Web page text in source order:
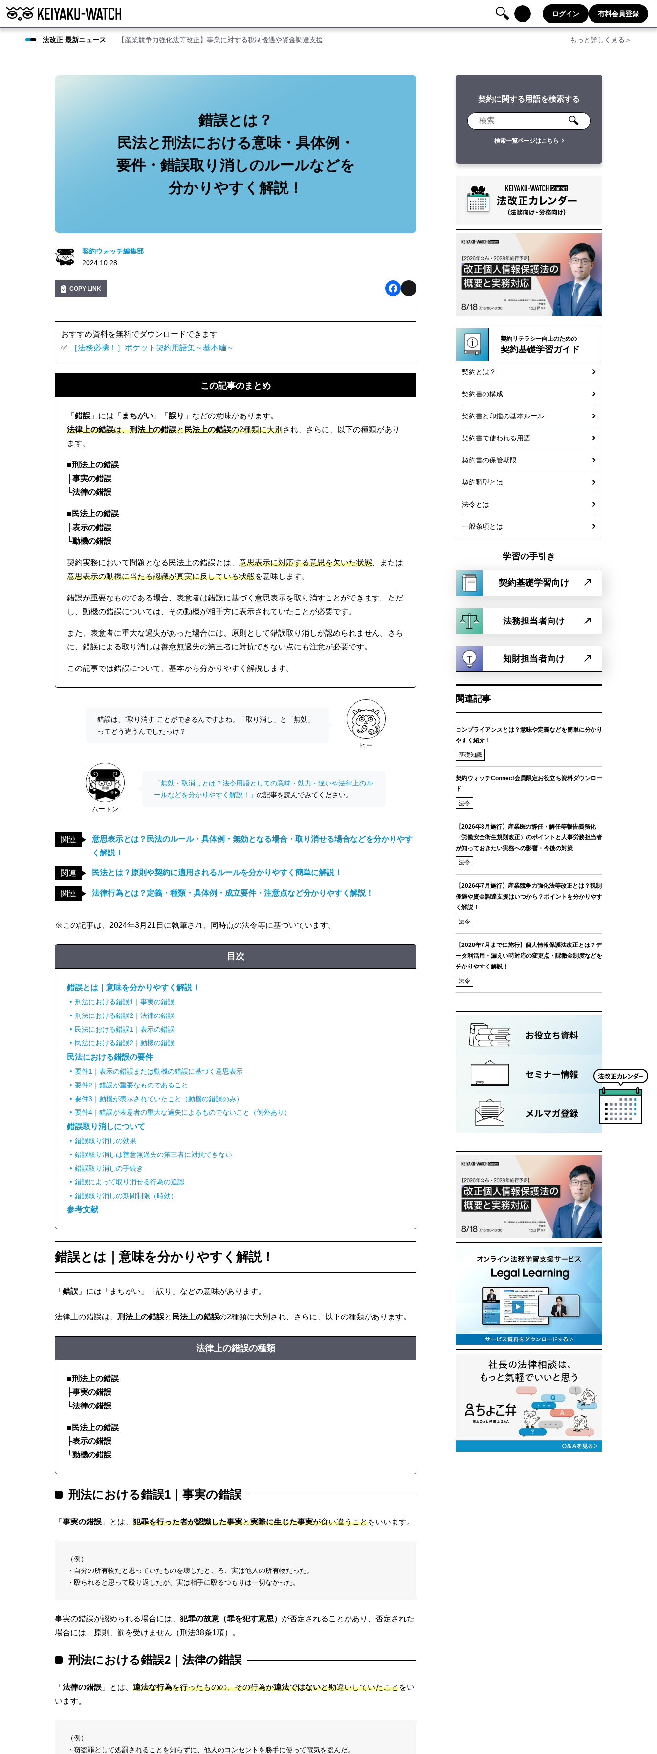
検
メニ
ログイン 有料会員登録
法改正 最新ニュース 【産業競争力強化法等改正】事業に対する税制優遇や資金調達支援 もっと詳しく見る＞
錯誤とは？
民法と刑法における意味・具体例・
要件・錯誤取り消しのルールなどを
分かりやすく解説！
契約ウォッチ編集部
2024.10.28
COPY LINK
a
b
o
おすすめ資料を無料でダウンロードできます
✅
［法務必携！］ポケット契約用語集～基本編～
この記事のまとめ
「 錯誤 」には「 まちがい 」「 誤り 」などの意味があります。
法律上の錯誤は、刑法上の錯誤と民法上の錯誤の2種類に大別され、さらに、以下の種類があり
ます。
■刑法上の錯誤
├事実の錯誤
└法律の錯誤
■民法上の錯誤
├表示の錯誤
└動機の錯誤
契約実務において問題となる民法上の錯誤とは、 意思表示に対応する意思を欠いた状態 、または
意思表示の動機に当たる認識が真実に反している状態を意味します。
錯誤が重要なものである場合、表意者は錯誤に基づく意思表示を取り消すことができます。ただ
し、動機の錯誤については、その動機が相手方に表示されていたことが必要です。
また、表意者に重大な過失があった場合には、原則として錯誤取り消しが認められません。さら
に、錯誤による取り消しは善意無過失の第三者に対抗できない点にも注意が必要です。
この記事では錯誤について、基本から分かりやすく解説します。
ヒー
錯誤は、“取り消す”ことができるんですよね。「取り消し」と「無効」
ってどう違うんでしたっけ？
ムートン
「無効・取消しとは？法令用語としての意味・効力・違いや法律上のル
ールなどを分かりやすく解説！」 の記事を読んでみてください。
関連
意思表示とは？民法のルール・具体例・無効となる場合・取り消せる場合などを分かりやす
く解説！
関連 民法とは？原則や契約に適用されるルールを分かりやすく簡単に解説！
関連 法律行為とは？定義・種類・具体例・成立要件・注意点など分かりやすく解説！
※この記事は、2024年3月21日に執筆され、同時点の法令等に基づいています。
目次
錯誤とは｜意味を分かりやすく解説！
刑法における錯誤1｜事実の錯誤
刑法における錯誤2｜法律の錯誤
民法における錯誤1｜表示の錯誤
民法における錯誤2｜動機の錯誤
民法における錯誤の要件
要件1｜表示の錯誤または動機の錯誤に基づく意思表示
要件2｜錯誤が重要なものであること
要件3｜動機が表示されていたこと（動機の錯誤のみ）
要件4｜錯誤が表意者の重大な過失によるものでないこと（例外あり）
錯誤取り消しについて
錯誤取り消しの効果
錯誤取り消しは善意無過失の第三者に対抗できない
錯誤取り消しの手続き
錯誤によって取り消せる行為の追認
錯誤取り消しの期間制限（時効）
参考文献
錯誤とは｜意味を分かりやすく解説！
「 錯誤 」には「まちがい」「誤り」などの意味があります。
法律上の錯誤は、 刑法上の錯誤と 民法上の錯誤の2種類に大別され、さらに、以下の種類があります。
法律上の錯誤の種類
■刑法上の錯誤
├事実の錯誤
└法律の錯誤
■民法上の錯誤
├表示の錯誤
└動機の錯誤
刑法における錯誤1｜事実の錯誤
「 事実の錯誤 」とは、 犯罪を行った者が認識した事実と実際に生じた事実が食い違うことをいいます。
（例）
・自分の所有物だと思っていたものを壊したところ、実は他人の所有物だった。
・殴られると思って殴り返したが、実は相手に殴るつもりは一切なかった。
事実の錯誤が認められる場合には、 犯罪の故意（罪を犯す意思） が否定されることがあり、否定された
場合には、原則、罰を受けません（刑法38条1項）。
刑法における錯誤2｜法律の錯誤
「 法律の錯誤 」とは、 違法な行為を行ったものの、その行為が違法ではないと勘違いしていたことをい
います。
（例）
・窃盗罪として処罰されることを知らずに、他人のコンセントを勝手に使って電気を盗んだ。
契約に関する用語を検索する
検索一覧ページはこちら
契約リテラシー向上のための
契約基礎学習ガイド
契約とは？
契約書の構成
契約書と印鑑の基本ルール
契約書で使われる用語
契約書の保管期限
契約類型とは
法令とは
一般条項とは
学習の手引き
契約基礎学習向け
法務担当者向け
知財担当者向け
関連記事
コンプライアンスとは？意味や定義などを簡単に分かり
やすく紹介！
基礎知識
契約ウォッチConnect会員限定お役立ち資料ダウンロー
ド
法令
【2026年8月施行】産業医の辞任・解任等報告義務化
（労働安全衛生規則改正）のポイントと人事労務担当者
が知っておきたい実務への影響・今後の対策
法令
【2026年7月施行】産業競争力強化法等改正とは？税制
優遇や資金調達支援はいつから？ポイントを分かりやす
く解説！
法令
【2028年7月までに施行】個人情報保護法改正とは？デ
ータ利活用・漏えい時対応の変更点・課徴金制度などを
分かりやすく解説！
法令
法
改
ダ
ー
は
ち
ら